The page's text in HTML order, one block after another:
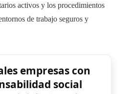
activos y los procedimientos
de trabajo seguros y
empresas con
social